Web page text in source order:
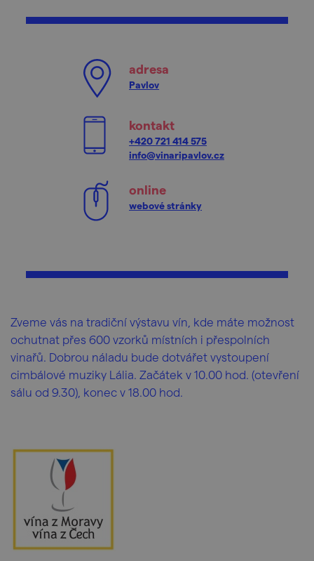
adresa
Pavlov
kontakt
+420 721 414 575
info@vinaripavlov.cz
online
webové stránky
Zveme vás na tradiční výstavu vín, kde máte možnost
ochutnat přes 600 vzorků místních i přespolních
vinařů. Dobrou náladu bude dotvářet vystoupení
cimbálové muziky Lália. Začátek v 10.00 hod. (otevření
sálu od 9.30), konec v 18.00 hod.